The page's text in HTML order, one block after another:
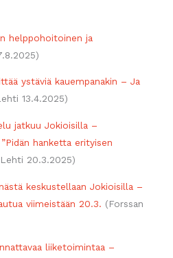
helppohoitoinen ja
ystäviä kauempanakin – Ja
13.4.2025)
jatkuu Jokioisilla –
hanketta erityisen
20.3.2025)
keskustellaan Jokioisilla –
viimeistään 20.3. (Forssan
liiketoimintaa –